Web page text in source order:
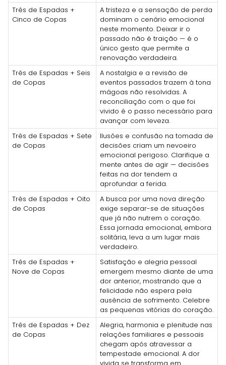
Três de Espadas +
Cinco de Copas
A tristeza e a sensação de perda
dominam o cenário emocional
neste momento. Deixar ir o
passado não é traição — é o
único gesto que permite a
renovação verdadeira.
Três de Espadas + Seis
de Copas
A nostalgia e a revisão de
eventos passados trazem à tona
mágoas não resolvidas. A
reconciliação com o que foi
vivido é o passo necessário para
avançar com leveza.
Três de Espadas + Sete
de Copas
Ilusões e confusão na tomada de
decisões criam um nevoeiro
emocional perigoso. Clarifique a
mente antes de agir — decisões
feitas na dor tendem a
aprofundar a ferida.
Três de Espadas + Oito
de Copas
A busca por uma nova direção
exige separar-se de situações
que já não nutrem o coração.
Essa jornada emocional, embora
solitária, leva a um lugar mais
verdadeiro.
Três de Espadas +
Nove de Copas
Satisfação e alegria pessoal
emergem mesmo diante de uma
dor anterior, mostrando que a
felicidade não espera pela
ausência de sofrimento. Celebre
as pequenas vitórias do coração.
Três de Espadas + Dez
de Copas
Alegria, harmonia e plenitude nas
relações familiares e pessoais
chegam após atravessar a
tempestade emocional. A dor